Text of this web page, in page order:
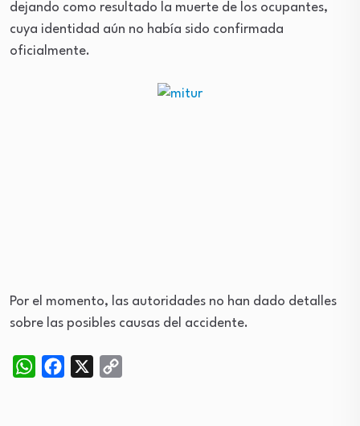
dejando como resultado la muerte de los ocupantes,
cuya identidad aún no había sido confirmada
oficialmente.
Por el momento, las autoridades no han dado detalles
sobre las posibles causas del accidente.
WhatsAppFacebook